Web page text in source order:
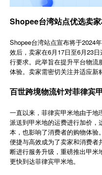
合作伙伴
了解我们
简体中文
登录 免费使用
Shopee台湾站点优选卖
Shopee台湾站点宣布将于2024
效后，卖家在6月17日至6月23
行要求。此举旨在提升平台物流
体验。卖家需密切关注并适应新
百世跨境物流针对菲律宾
一直以来，菲律宾甲米地由于
派送到甲米地的运费进行加价
本，也影响了消费者的购物体验
便捷与高效成为了卖家和消费者
断进行服务升级，重磅推出甲米
更快到达菲律宾甲米地。